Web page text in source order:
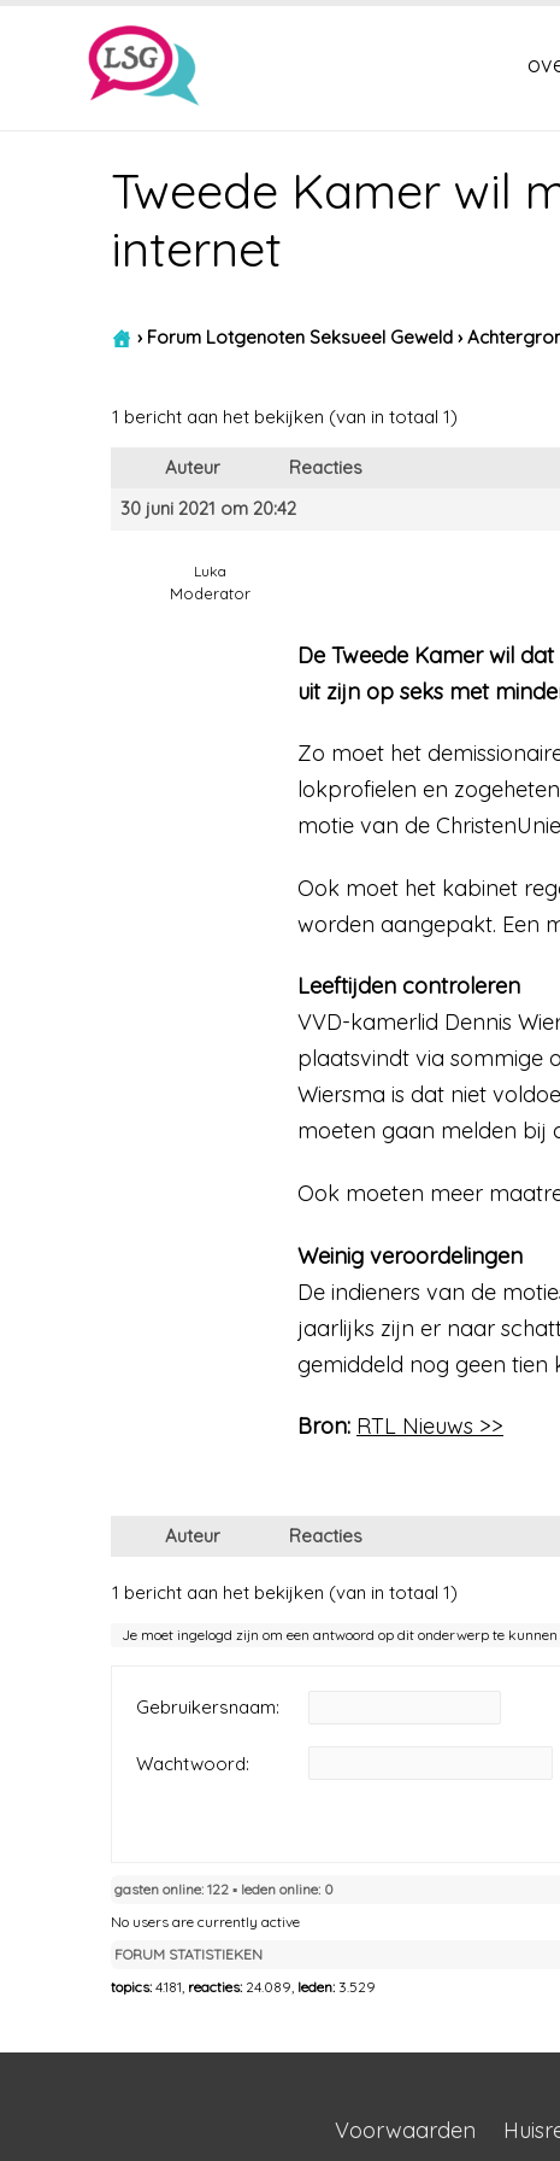
Tweede Kamer wil
internet
› Forum Lotgenoten Seksueel Geweld ›
1 bericht aan het bekijken (van in totaal 1)
Auteur
Reacties
30 juni 2021 om 20:42
Luka
Moderator
De Tweede Kamer wil
uit zijn op seks met
Zo moet het
lokprofielen en
motie van de
Ook moet het kabinet
worden aangepakt. Een
Leeftijden controleren
VVD-kamerlid Dennis
plaatsvindt via sommige
Wiersma is dat niet
moeten gaan melden bij
Ook moeten meer
Weinig veroordelingen
De indieners van de
jaarlijks zijn er naar
gemiddeld nog geen
Bron: RTL Nieuws >>
Auteur Reacties
1 bericht aan het bekijken (van in totaal 1)
Je moet ingelogd zijn om een antwoord op dit onderwerp te kunnen
Gebruikersnaam:
Wachtwoord:
gasten online: 122 ▪︎ leden online: 0
No users are currently active
FORUM STATISTIEKEN
topics: 4.181, reacties: 24.089, leden: 3.529
Voorwaarden